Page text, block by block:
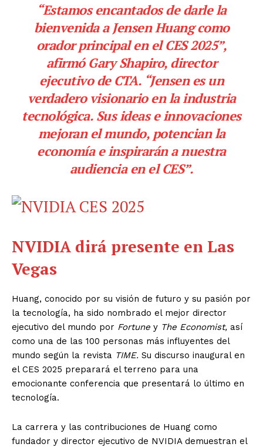
“Estamos encantados de darle la
bienvenida a Jensen Huang como
orador principal en el CES 2025”,
afirmó Gary Shapiro, director
ejecutivo de CTA. “Jensen es un
verdadero visionario en la industria
tecnológica. Sus ideas e innovaciones
mejoran el mundo, potencian la
economía e inspirarán a nuestra
audiencia en el CES”.
NVIDIA dirá presente en Las
Vegas
Huang, conocido por su visión de futuro y su pasión por
la tecnología, ha sido nombrado el mejor director
ejecutivo del mundo por Fortune y The Economist, así
como una de las 100 personas más influyentes del
mundo según la revista TIME. Su discurso inaugural en
el CES 2025 preparará el terreno para una
emocionante conferencia que presentará lo último en
tecnología.
La carrera y las contribuciones de Huang como
fundador y director ejecutivo de NVIDIA demuestran el